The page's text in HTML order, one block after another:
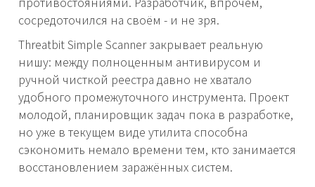
сосредоточился на своём - и не зря.
Threatbit Simple Scanner закрывает реальную
нишу: между полноценным антивирусом и
ручной чисткой реестра давно не хватало
удобного промежуточного инструмента. Проект
молодой, планировщик задач пока в разработке,
но уже в текущем виде утилита способна
сэкономить немало времени тем, кто занимается
восстановлением заражённых систем.